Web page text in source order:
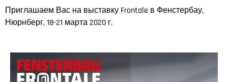
Приглашаем Вас на выставку Frontale в Фенстербау,
Нюрнберг, 18-21 марта 2020 г.